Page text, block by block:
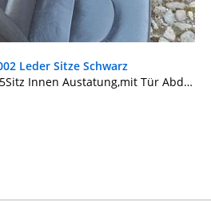
Leder Sitze Schwarz
Gute Zustand Complete 5Sitz Innen Austatung,mit Tür Abdeckung